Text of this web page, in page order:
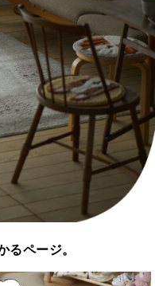
るページ。